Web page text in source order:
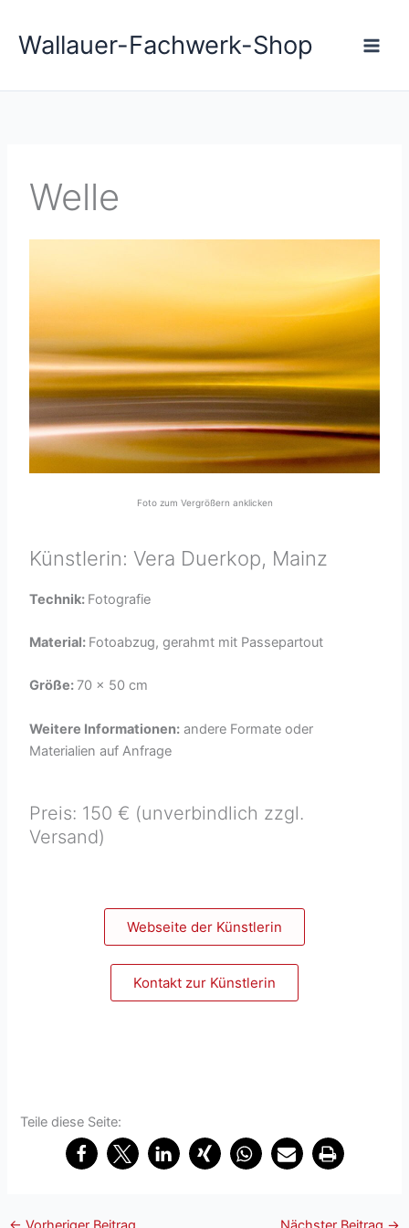
Inhalt
springen
Wallauer-Fachwerk-Shop
Welle
Foto zum Vergrößern anklicken
Künstlerin: Vera Duerkop, Mainz
Technik: Fotografie
Material: Fotoabzug, gerahmt mit Passepartout
Größe: 70 x 50 cm
Weitere Informationen: andere Formate oder
Materialien auf Anfrage
Preis: 150 € (unverbindlich zzgl.
Versand)
Webseite der Künstlerin
Kontakt zur Künstlerin
Teile diese Seite: